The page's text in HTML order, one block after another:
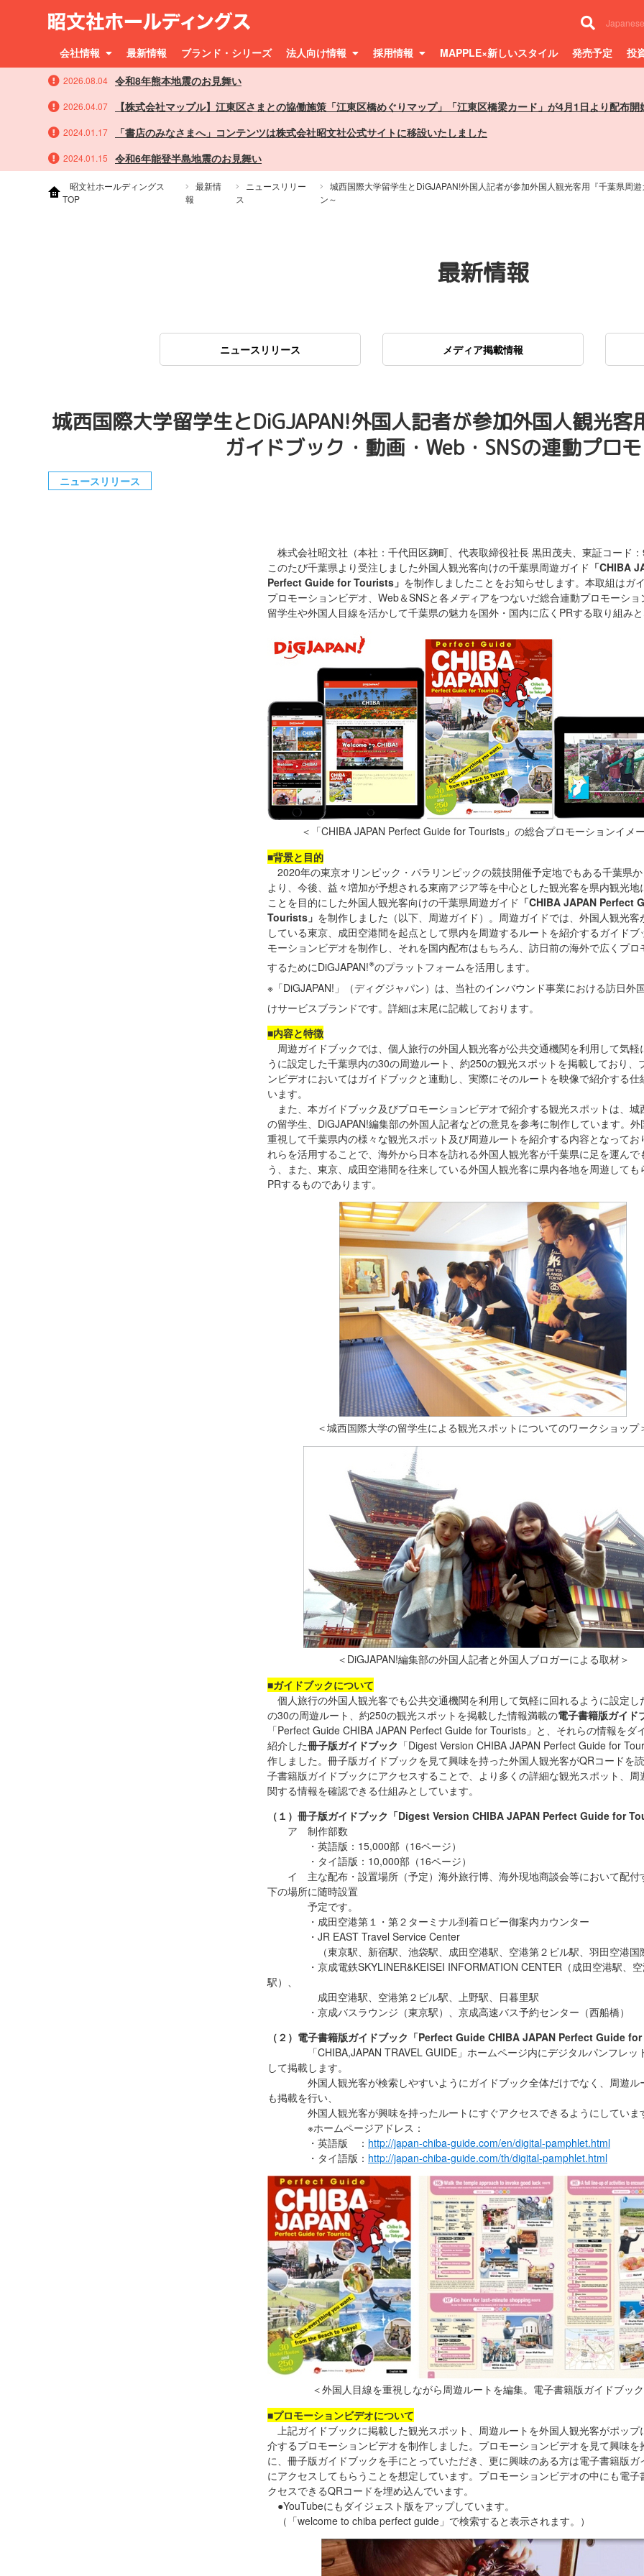
Japanese
会社情報 最新情報 ブランド・シリーズ 法人向け情報 採用情報 MAPPLE×新しいスタイル 発売予定 投
2026.08.04 令和8年熊本地震のお見舞い
2026.04.07 【株式会社マップル】江東区さまとの協働施策「江東区橋めぐりマップ」「江東区橋梁カード」が4月1日より配布開
2024.01.17 「書店のみなさまへ」コンテンツは株式会社昭文社公式サイトに移設いたしました
2024.01.15 令和6年能登半島地震のお見舞い
昭文社ホールディングス
TOP
最新情
報
ニュースリリー
ス
城西国際大学留学生とDiGJAPAN!外国人記者が参加外国人観光客用『千葉県周
ン～
最新情報
ニュースリリース メディア掲載情報
城西国際大学留学生とDiGJAPAN!外国人記者が参加外国人観光
ガイドブック・動画・Web・SNSの連動プロ
ニュースリリース
株式会社昭文社（本社：千代田区麹町、代表取締役社長 黒田茂夫、東証コード
このたび千葉県より受注しました外国人観光客向けの千葉県周遊ガイド 「CHIBA
Perfect Guide for Tourists 」 を制作しましたことをお知らせします。本取組はガ
プロモーションビデオ、Web＆SNSと各メディアをつないだ総合連動プロモーショ
留学生や外国人目線を活かして千葉県の魅力を国外・国内に広くPRする取り組み
＜「CHIBA JAPAN Perfect Guide for Tourists」の総合プロモーションイメ
■背景と目的
2020年の東京オリンピック・パラリンピックの競技開催予定地でもある千葉県
より、今後、益々増加が予想される東南アジア等を中心とした観光客を県内観光地
ことを目的にした外国人観光客向けの千葉県周遊ガイド 「CHIBA JAPAN Perfect
Tourists」 を制作しました（以下、周遊ガイド）。周遊ガイドでは、外国人観光客
している東京、成田空港間を起点として県内を周遊するルートを紹介するガイドブ
モーションビデオを制作し、それを国内配布はもちろん、訪日前の海外で広くプロ
するためにDiGJAPAN!※のプラットフォームを活用します。
※「DiGJAPAN!」（ディグジャパン）は、当社のインバウンド事業における訪日外
けサービスブランドです。詳細は末尾に記載しております。
■内容と特徴
周遊ガイドブックでは、個人旅行の外国人観光客が公共交通機関を利用して気軽
うに設定した千葉県内の30の周遊ルート、約250の観光スポットを掲載しており、
ンビデオにおいてはガイドブックと連動し、実際にそのルートを映像で紹介する仕
います。
また、本ガイドブック及びプロモーションビデオで紹介する観光スポットは、城
の留学生、DiGJAPAN!編集部の外国人記者などの意見を参考に制作しています。外
重視して千葉県内の様々な観光スポット及び周遊ルートを紹介する内容となってお
れらを活用することで、海外から日本を訪れる外国人観光客が千葉県に足を運んで
う、また、東京、成田空港間を往来している外国人観光客に県内各地を周遊しても
PRするものであります。
＜城西国際大学の留学生による観光スポットについてのワークショップ
＜DiGJAPAN!編集部の外国人記者と外国人ブロガーによる取材＞
■ガイドブックについて
個人旅行の外国人観光客でも公共交通機関を利用して気軽に回れるように設定し
の30の周遊ルート、約250の観光スポットを掲載した情報満載の電子書籍版ガイド
「Perfect Guide CHIBA JAPAN Perfect Guide for Tourists」と、それらの情報をダ
紹介した冊子版ガイドブック 「Digest Version CHIBA JAPAN Perfect Guide for
作しました。冊子版ガイドブックを見て興味を持った外国人観光客がQRコードを
子書籍版ガイドブックにアクセスすることで、より多くの詳細な観光スポット、周
関する情報を確認できる仕組みとしています。
（１）冊子版ガイドブック「Digest Version CHIBA JAPAN Perfect Guide for
ア 制作部数
・英語版：15,000部（16ページ）
・タイ語版：10,000部（16ページ）
イ 主な配布・設置場所（予定）海外旅行博、海外現地商談会等において配付
下の場所に随時設置
予定です。
・成田空港第１・第２ターミナル到着ロビー御案内カウンター
・JR EAST Travel Service Center
（東京駅、新宿駅、池袋駅、成田空港駅、空港第２ビル駅、羽田空港国
・京成電鉄SKYLINER&KEISEI INFORMATION CENTER（成田空港駅、空
駅）、
成田空港駅、空港第２ビル駅、上野駅、日暮里駅
・京成バスラウンジ（東京駅）、京成高速バス予約センター（西船橋）
（２）電子書籍版ガイドブック「Perfect Guide CHIBA JAPAN Perfect Guide
「CHIBA,JAPAN TRAVEL GUIDE」ホームページ内にデジタルパンフレッ
して掲載します。
外国人観光客が検索しやすいようにガイドブック全体だけでなく、周遊ル
も掲載を行い、
外国人観光客が興味を持ったルートにすぐアクセスできるようにしていま
※ホームページアドレス：
・英語版 ： http://japan-chiba-guide.com/en/digital-pamphlet.html
・タイ語版： http://japan-chiba-guide.com/th/digital-pamphlet.html
＜外国人目線を重視しながら周遊ルートを編集。電子書籍版ガイドブッ
■プロモーションビデオについて
上記ガイドブックに掲載した観光スポット、周遊ルートを外国人観光客がポップ
介するプロモーションビデオを制作しました。プロモーションビデオを見て興味を
に、冊子版ガイドブックを手にとっていただき、更に興味のある方は電子書籍版ガ
にアクセスしてもらうことを想定しています。プロモーションビデオの中にも電子
クセスできるQRコードを埋め込んでいます。
●YouTubeにもダイジェスト版をアップしています。
（「welcome to chiba perfect guide」で検索すると表示されます。）